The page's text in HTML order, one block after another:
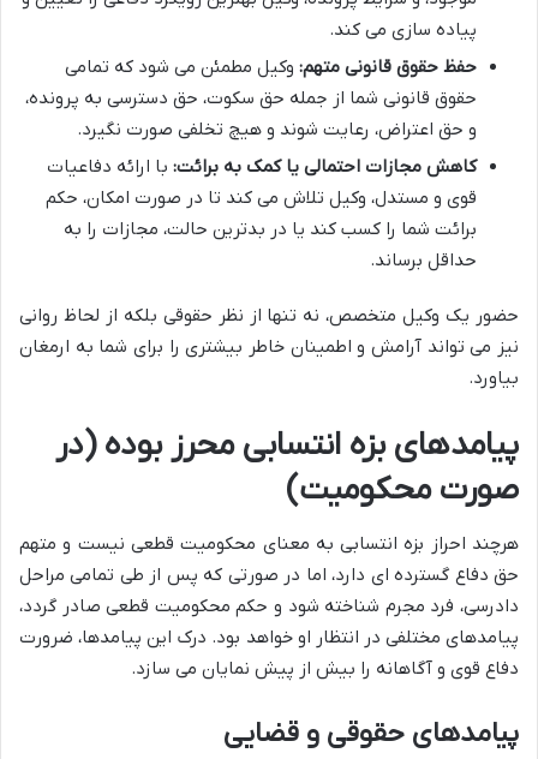
پیاده سازی می کند.
حفظ حقوق قانونی متهم: وکیل مطمئن می شود که تمامی
حقوق قانونی شما از جمله حق سکوت، حق دسترسی به پرونده،
و حق اعتراض، رعایت شوند و هیچ تخلفی صورت نگیرد.
کاهش مجازات احتمالی یا کمک به برائت: با ارائه دفاعیات
قوی و مستدل، وکیل تلاش می کند تا در صورت امکان، حکم
برائت شما را کسب کند یا در بدترین حالت، مجازات را به
حداقل برساند.
حضور یک وکیل متخصص، نه تنها از نظر حقوقی بلکه از لحاظ روانی
نیز می تواند آرامش و اطمینان خاطر بیشتری را برای شما به ارمغان
بیاورد.
پیامدهای بزه انتسابی محرز بوده (در
صورت محکومیت)
هرچند احراز بزه انتسابی به معنای محکومیت قطعی نیست و متهم
حق دفاع گسترده ای دارد، اما در صورتی که پس از طی تمامی مراحل
دادرسی، فرد مجرم شناخته شود و حکم محکومیت قطعی صادر گردد،
پیامدهای مختلفی در انتظار او خواهد بود. درک این پیامدها، ضرورت
دفاع قوی و آگاهانه را بیش از پیش نمایان می سازد.
پیامدهای حقوقی و قضایی